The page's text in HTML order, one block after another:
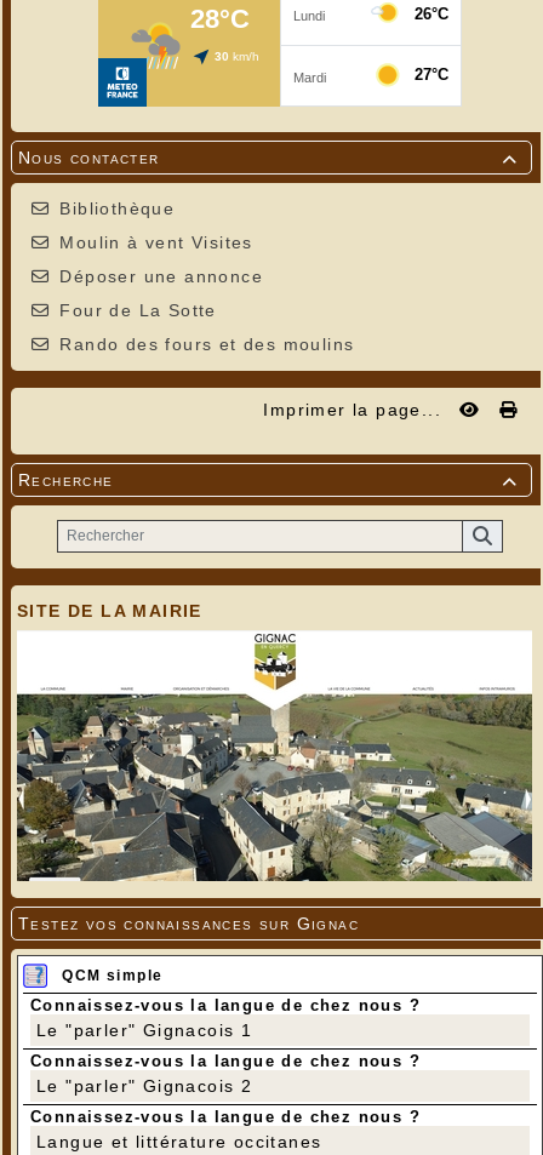

Nous contacter
Bibliothèque
Moulin à vent Visites
Déposer une annonce
Four de La Sotte
Rando des fours et des moulins
Imprimer la page...

Recherche
SITE DE LA MAIRIE
Testez vos connaissances sur Gignac
QCM simple
Connaissez-vous la langue de chez nous ?
Le "parler" Gignacois 1
Connaissez-vous la langue de chez nous ?
Le "parler" Gignacois 2
Connaissez-vous la langue de chez nous ?
Langue et littérature occitanes